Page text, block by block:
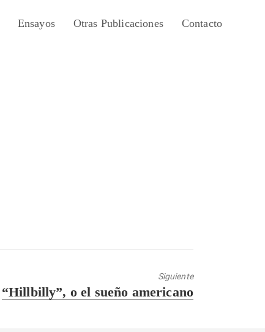
Ensayos Otras Publicaciones Contacto
Siguiente
Entrada
“Hillbilly”, o el sueño americano